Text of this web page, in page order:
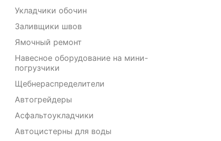
Укладчики обочин
Заливщики швов
Ямочный ремонт
Навесное оборудование на мини-
погрузчики
Щебнераспределители
Автогрейдеры
Асфальтоукладчики
Автоцистерны для воды